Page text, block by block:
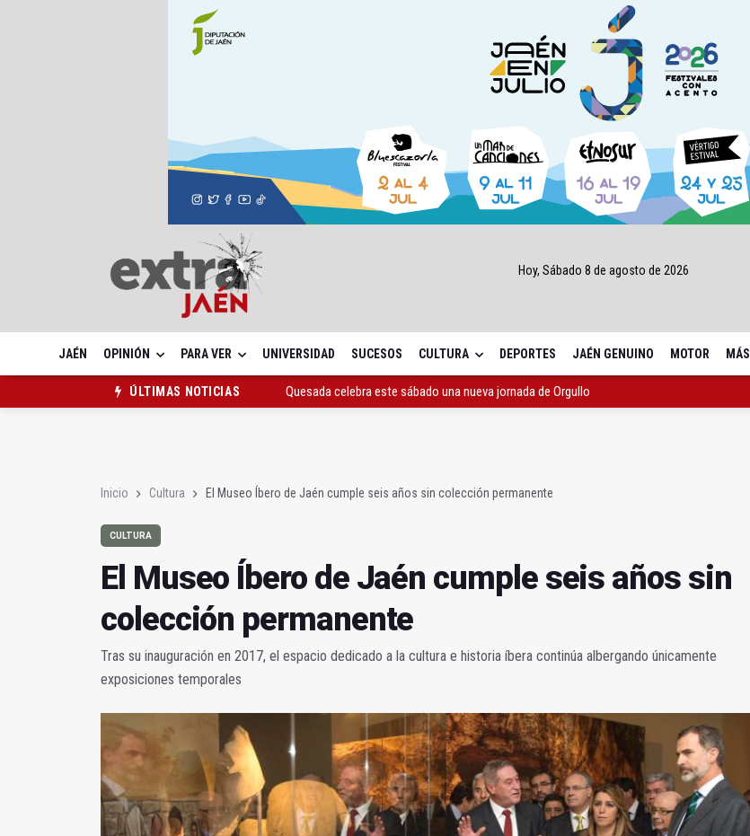
Hoy, Sábado 8 de agosto de 2026
JAÉN OPINIÓN PARA VER UNIVERSIDAD SUCESOS CULTURA DEPORTES JAÉN GENUINO MOTOR MÁS
ÚLTIMAS NOTICIAS
Quesada celebra este sábado una nueva jornada de Orgullo
Inicio Cultura El Museo Íbero de Jaén cumple seis años sin colección permanente
CULTURA
El Museo Íbero de Jaén cumple seis años sin
colección permanente
Tras su inauguración en 2017, el espacio dedicado a la cultura e historia íbera continúa albergando únicamente
exposiciones temporales